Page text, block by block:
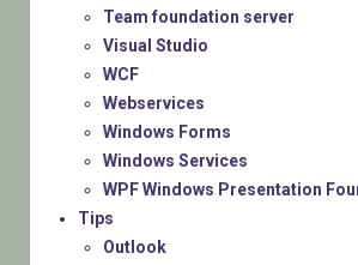
Team foundation server
Visual Studio
WCF
Webservices
Windows Forms
Windows Services
WPF Windows Presentation
Tips
Outlook